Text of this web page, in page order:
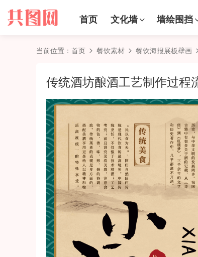
首页 文化墙 墙绘围挡
当前位置： 首页 餐饮素材 餐饮海报展板壁画
传统酒坊酿酒工艺制作过程